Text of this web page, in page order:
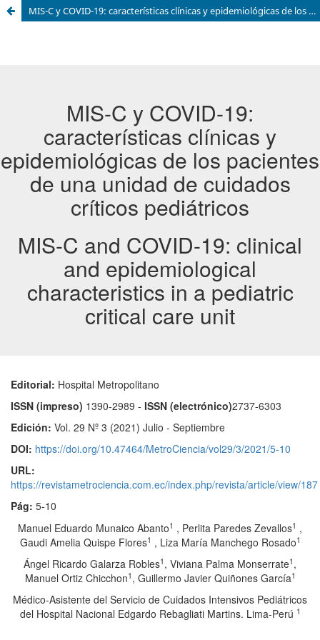
MIS-C y COVID-19: características clínicas y epidemiológicas de los pacientes de una unidad de cuidados críticos pediátricos